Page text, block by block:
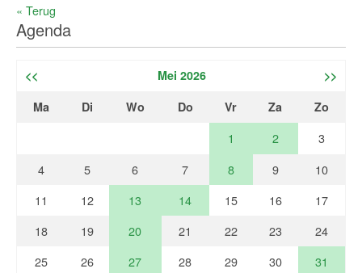
« Terug
Agenda
<< Mei 2026
>>
Ma
Di Wo Do Vr Za Zo
1 2
3
4
5 6 7 8 9
10
11
12 13 14 15 16
17
18
19 20 21 22 23
24
25
26 27 28 29 30 31